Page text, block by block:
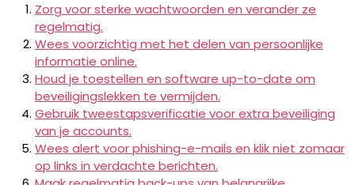
Zorg voor sterke wachtwoorden en verander ze
regelmatig.
Wees voorzichtig met het delen van persoonlijke
informatie online.
Houd je toestellen en software up-to-date om
beveiligingslekken te vermijden.
Gebruik tweestapsverificatie voor extra beveiliging
van je accounts.
Wees alert voor phishing-e-mails en klik niet zomaar
op links in verdachte berichten.